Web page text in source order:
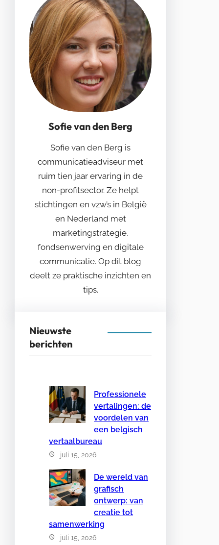
Sofie van den Berg
Sofie van den Berg is
communicatieadviseur met
ruim tien jaar ervaring in de
non-profitsector. Ze helpt
stichtingen en vzw’s in België
en Nederland met
marketingstrategie,
fondsenwerving en digitale
communicatie. Op dit blog
deelt ze praktische inzichten en
tips.
Nieuwste
berichten
Professionele
vertalingen: de
voordelen van
een belgisch
vertaalbureau
juli 15, 2026
De wereld van
grafisch
ontwerp: van
creatie tot
samenwerking
juli 15, 2026